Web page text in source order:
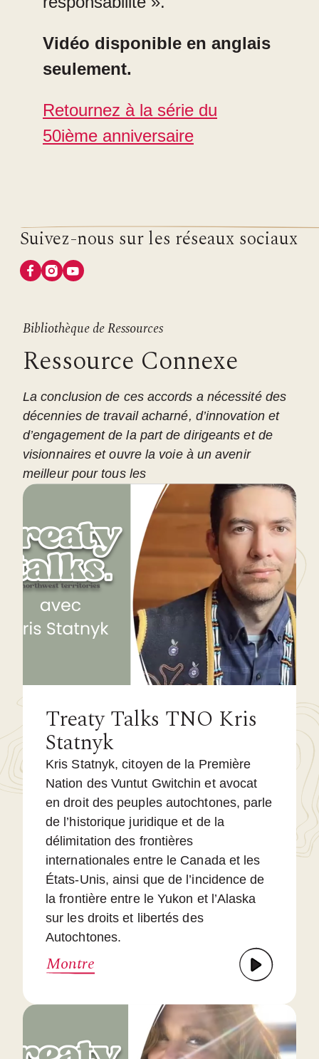
Vidéo disponible en anglais
seulement.
Retournez à la série du
50ième anniversaire
Suivez-nous sur les réseaux sociaux
Bibliothèque de Ressources
Ressource Connexe
La conclusion de ces accords a nécessité des
décennies de travail acharné, d’innovation et
d’engagement de la part de dirigeants et de
visionnaires et ouvre la voie à un avenir
meilleur pour tous les
Treaty Talks TNO Kris
Statnyk
Kris Statnyk, citoyen de la Première
Nation des Vuntut Gwitchin et avocat
en droit des peuples autochtones, parle
de l’historique juridique et de la
délimitation des frontières
internationales entre le Canada et les
États-Unis, ainsi que de l’incidence de
la frontière entre le Yukon et l’Alaska
sur les droits et libertés des
Autochtones.
Montre